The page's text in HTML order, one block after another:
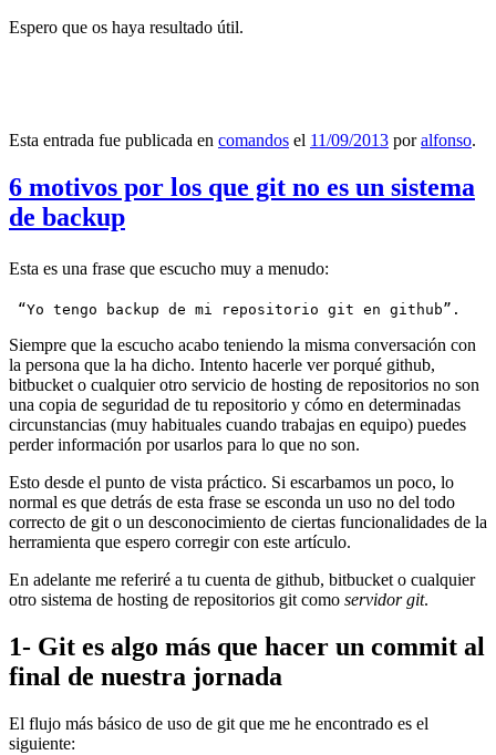
Espero que os haya resultado útil.
Esta entrada fue publicada en comandos el 11/09/2013 poralfonso.
6 motivos por los que git no es un sistema
de backup
Esta es una frase que escucho muy a menudo:
“Yo tengo backup de mi repositorio git en github”.
Siempre que la escucho acabo teniendo la misma conversación con
la persona que la ha dicho. Intento hacerle ver porqué github,
bitbucket o cualquier otro servicio de hosting de repositorios no son
una copia de seguridad de tu repositorio y cómo en determinadas
circunstancias (muy habituales cuando trabajas en equipo) puedes
perder información por usarlos para lo que no son.
Esto desde el punto de vista práctico. Si escarbamos un poco, lo
normal es que detrás de esta frase se esconda un uso no del todo
correcto de git o un desconocimiento de ciertas funcionalidades de la
herramienta que espero corregir con este artículo.
En adelante me referiré a tu cuenta de github, bitbucket o cualquier
otro sistema de hosting de repositorios git como servidor git.
1- Git es algo más que hacer un commit al
final de nuestra jornada
El flujo más básico de uso de git que me he encontrado es el
siguiente: